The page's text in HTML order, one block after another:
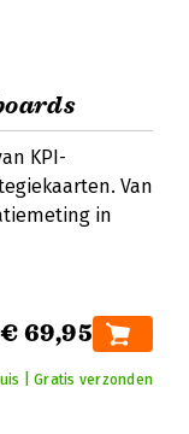
KPI-
Van
in
€ 69,95
| Gratis verzonden